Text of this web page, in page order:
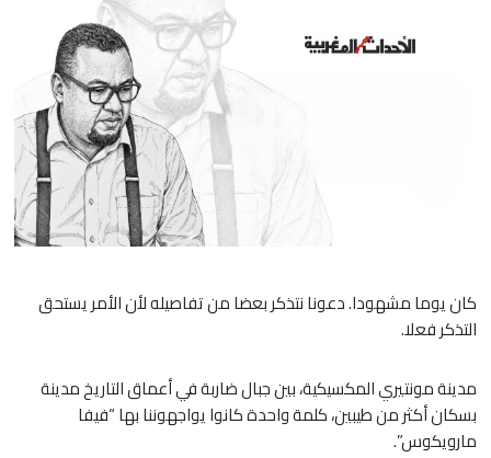
كان يوما مشهودا. دعونا نتذكر بعضا من تفاصيله لأن الأمر يستحق
التذكر فعلا.
مدينة مونتيري المكسيكية، بين جبال ضاربة في أعماق التاريخ مدينة
بسكان أكثر من طيبين، كلمة واحدة كانوا يواجهوننا بها “فيفا
مارويكوس”.